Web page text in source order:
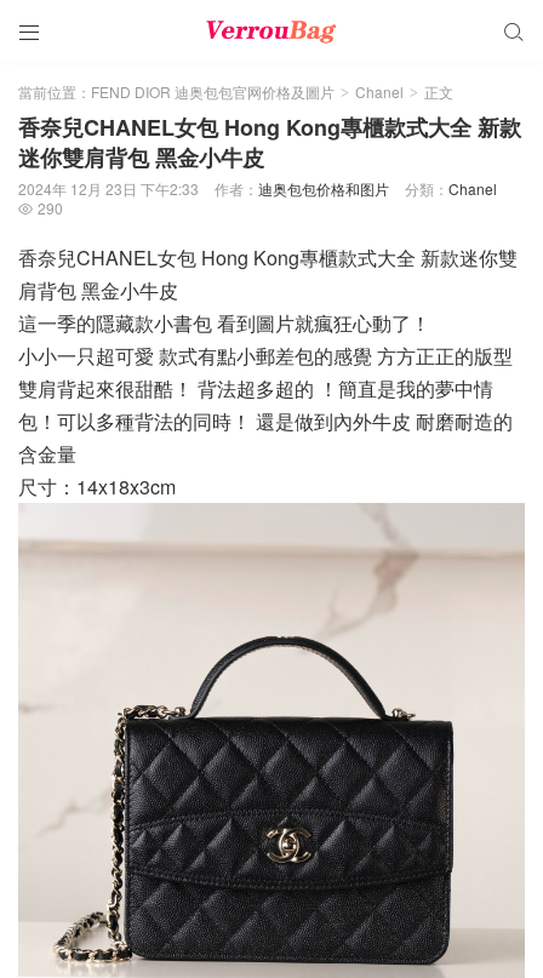
 
當前位置： FEND DIOR 迪奥包包官网价格及圖片 > Chanel > 正文
香奈兒CHANEL女包 Hong Kong專櫃款式大全 新款
迷你雙肩背包 黑金小牛皮
2024年 12月 23日 下午2:33 作者： 迪奥包包价格和图片 分類： Chanel
 290
香奈兒CHANEL女包 Hong Kong專櫃款式大全 新款迷你雙
肩背包 黑金小牛皮
這一季的隱藏款小書包 看到圖片就瘋狂心動了！
小小一只超可愛 款式有點小郵差包的感覺 方方正正的版型
雙肩背起來很甜酷！ 背法超多超的 ！簡直是我的夢中情
包！可以多種背法的同時！ 還是做到內外牛皮 耐磨耐造的
含金量
尺寸：14x18x3cm